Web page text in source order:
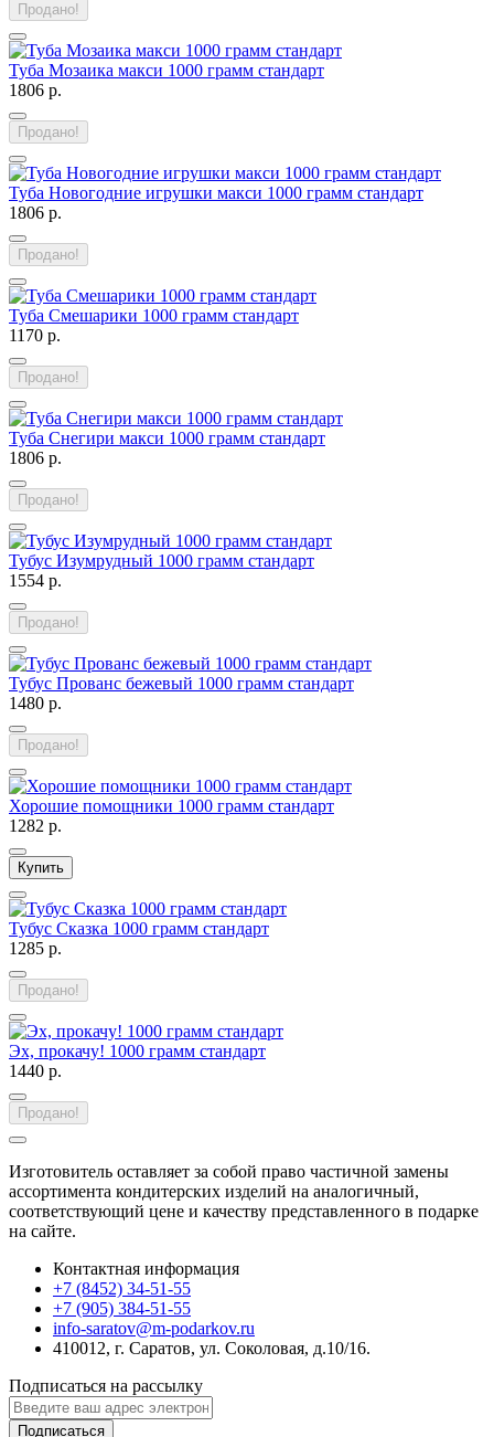
Продано!
Туба Мозаика макси 1000 грамм стандарт
1806 р.
Продано!
Туба Новогодние игрушки макси 1000 грамм стандарт
1806 р.
Продано!
Туба Смешарики 1000 грамм стандарт
1170 р.
Продано!
Туба Снегири макси 1000 грамм стандарт
1806 р.
Продано!
Тубус Изумрудный 1000 грамм стандарт
1554 р.
Продано!
Тубус Прованс бежевый 1000 грамм стандарт
1480 р.
Продано!
Хорошие помощники 1000 грамм стандарт
1282 р.
Купить
Тубус Сказка 1000 грамм стандарт
1285 р.
Продано!
Эх, прокачу! 1000 грамм стандарт
1440 р.
Продано!
Изготовитель оставляет за собой право частичной замены
ассортимента кондитерских изделий на аналогичный,
соответствующий цене и качеству представленного в подарке
на сайте.
Контактная информация
+7 (8452) 34-51-55
+7 (905) 384-51-55
info-saratov@m-podarkov.ru
410012, г. Саратов, ул. Соколовая, д.10/16.
Подписаться на рассылку
Подписаться